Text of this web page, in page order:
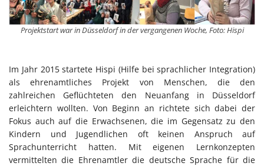
Projektstart war in Düsseldorf in der vergangenen Woche, Foto: Hispi
Im Jahr 2015 startete Hispi (Hilfe bei sprachlicher Integration)
als ehrenamtliches Projekt von Menschen, die den
zahlreichen Geflüchteten den Neuanfang in Düsseldorf
erleichtern wollten. Von Beginn an richtete sich dabei der
Fokus auch auf die Erwachsenen, die im Gegensatz zu den
Kindern und Jugendlichen oft keinen Anspruch auf
Sprachunterricht hatten. Mit eigenen Lernkonzepten
vermittelten die Ehrenamtler die deutsche Sprache für die